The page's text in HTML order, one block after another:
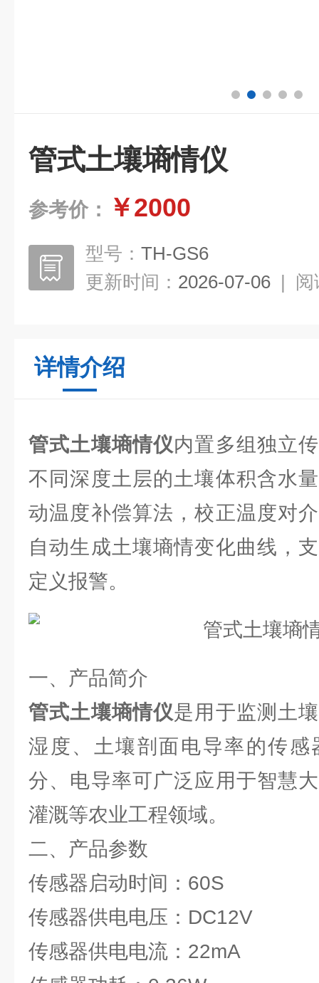
管式土壤墒情仪
参考价： ￥2000
型号： TH-GS6
更新时间： 2026-07-06 | 阅
详情介绍
管式土壤墒情仪内置多组独立
不同深度土层的土壤体积含水
动温度补偿算法，校正温度对
自动生成土壤墒情变化曲线，
定义报警。
一、产品简介
管式土壤墒情仪是用于监测土
湿度、土壤剖面电导率的传感
分、电导率可广泛应用于智慧
灌溉等农业工程领域。
二、产品参数
传感器启动时间：60S
传感器供电电压：DC12V
传感器供电电流：22mA